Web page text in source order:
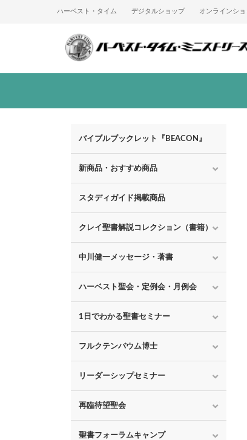
ハーベスト・タイム デジタルショップ オンラインショ
バイブルブックレット『BEACON』
新商品・おすすめ商品
スタディガイド掲載商品
クレイ聖書解説コレクション（書籍）
中川健一メッセージ・著書
ハーベスト聖会・定例会・月例会
1日でわかる聖書セミナー
フルクテンバウム博士
リーダーシップセミナー
再臨待望聖会
聖書フォーラムキャンプ